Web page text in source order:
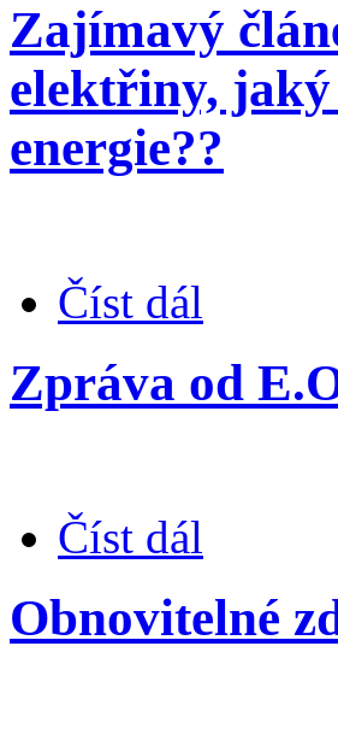
Zajímavý
elektřiny,
energie??
Číst dál
Zpráva od
Číst dál
Obnovitelné